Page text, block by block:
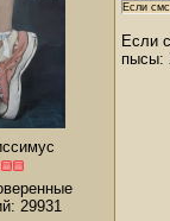
29931
Если
Если
пысы: